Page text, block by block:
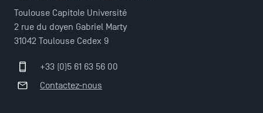
TSM Éducation
TSM-Research
Toulouse Capitole Université
2 rue du doyen Gabriel Marty
31042 Toulouse Cedex 9
+33 (0)5 61 63 56 00
Contactez-nous